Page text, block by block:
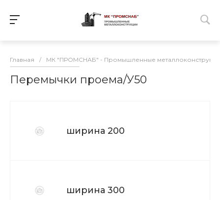
Главная / МК "ПРОМСНАБ" - Промышленные
Перемычки проема/У50
ширина 200
ширина 300